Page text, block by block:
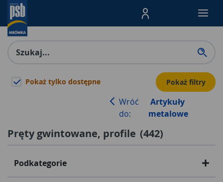
Menu Produktów,
Pokaż tylko dostępne Pokaż filtry
Wróć
do:
Artykuły
metalowe
Pręty gwintowane, profile (442)
Podkategorie